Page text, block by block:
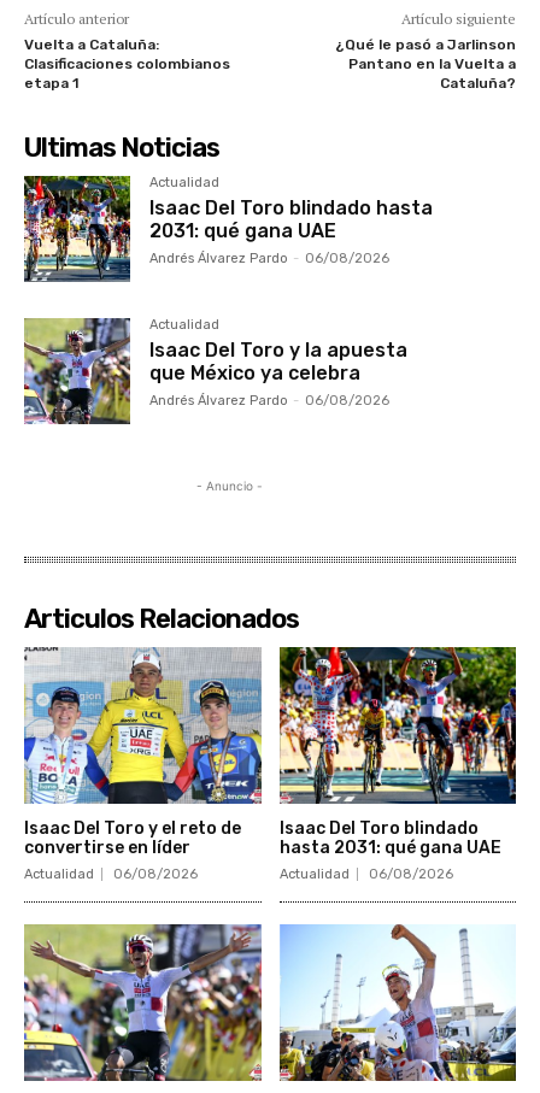
Artículo anterior
Vuelta a Cataluña:
Clasificaciones colombianos
etapa 1
Artículo siguiente
¿Qué le pasó a Jarlinson
Pantano en la Vuelta a
Cataluña?
Ultimas Noticias
Actualidad
Isaac Del Toro blindado hasta
2031: qué gana UAE
Andrés Álvarez Pardo - 06/08/2026
Actualidad
Isaac Del Toro y la apuesta
que México ya celebra
Andrés Álvarez Pardo - 06/08/2026
- Anuncio -
Articulos Relacionados
Isaac Del Toro y el reto de
convertirse en líder
Actualidad 06/08/2026
Isaac Del Toro blindado
hasta 2031: qué gana UAE
Actualidad 06/08/2026